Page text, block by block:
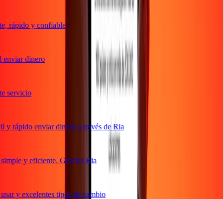
rápido y confiable
dinero
rápido enviar dinero a través de Ria
y eficiente. Gracias Ria
y excelentes tipos de cambio